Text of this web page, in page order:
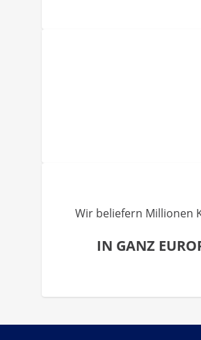
Wir beliefern Millionen
IN GANZ